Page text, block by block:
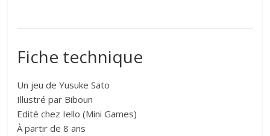
Fiche technique
Un jeu de Yusuke Sato
Illustré par Biboun
Edité chez Iello (Mini Games)
À partir de 8 ans